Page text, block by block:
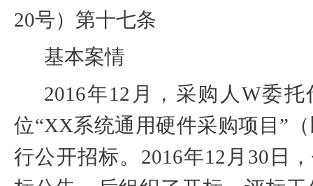
20号）第十七条
基本案情
2016年12 月，采购人 W委托
位“XX系统通用硬件采购项目”
行公开招标。 2016年12 月 30 日